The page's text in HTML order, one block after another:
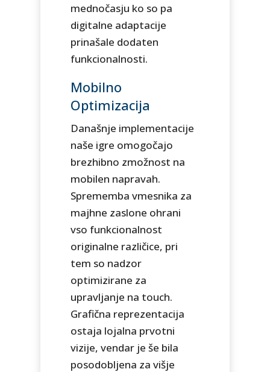
mednočasju ko so pa
digitalne adaptacije
prinašale dodaten
funkcionalnosti.
Mobilno
Optimizacija
Današnje implementacije
naše igre omogočajo
brezhibno zmožnost na
mobilen napravah.
Sprememba vmesnika za
majhne zaslone ohrani
vso funkcionalnost
originalne različice, pri
tem so nadzor
optimizirane za
upravljanje na touch.
Grafična reprezentacija
ostaja lojalna prvotni
vizije, vendar je še bila
posodobljena za višje